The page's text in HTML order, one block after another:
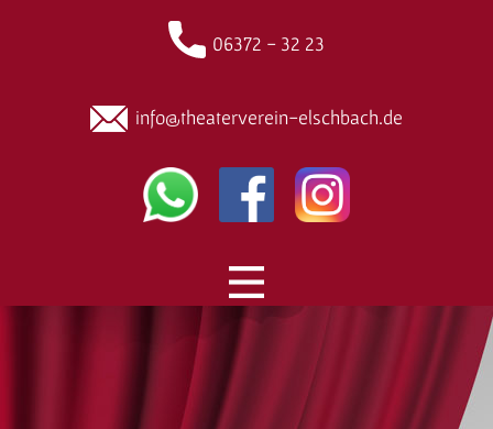
06372 - 32 23
info@theaterverein-elschbach.de